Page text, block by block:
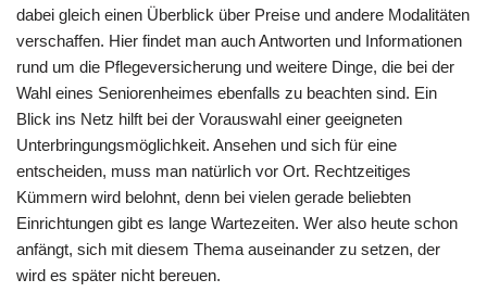
dabei gleich einen Überblick über Preise und andere Modalitäten
verschaffen. Hier findet man auch Antworten und Informationen
rund um die Pflegeversicherung und weitere Dinge, die bei der
Wahl eines Seniorenheimes ebenfalls zu beachten sind. Ein
Blick ins Netz hilft bei der Vorauswahl einer geeigneten
Unterbringungsmöglichkeit. Ansehen und sich für eine
entscheiden, muss man natürlich vor Ort. Rechtzeitiges
Kümmern wird belohnt, denn bei vielen gerade beliebten
Einrichtungen gibt es lange Wartezeiten. Wer also heute schon
anfängt, sich mit diesem Thema auseinander zu setzen, der
wird es später nicht bereuen.